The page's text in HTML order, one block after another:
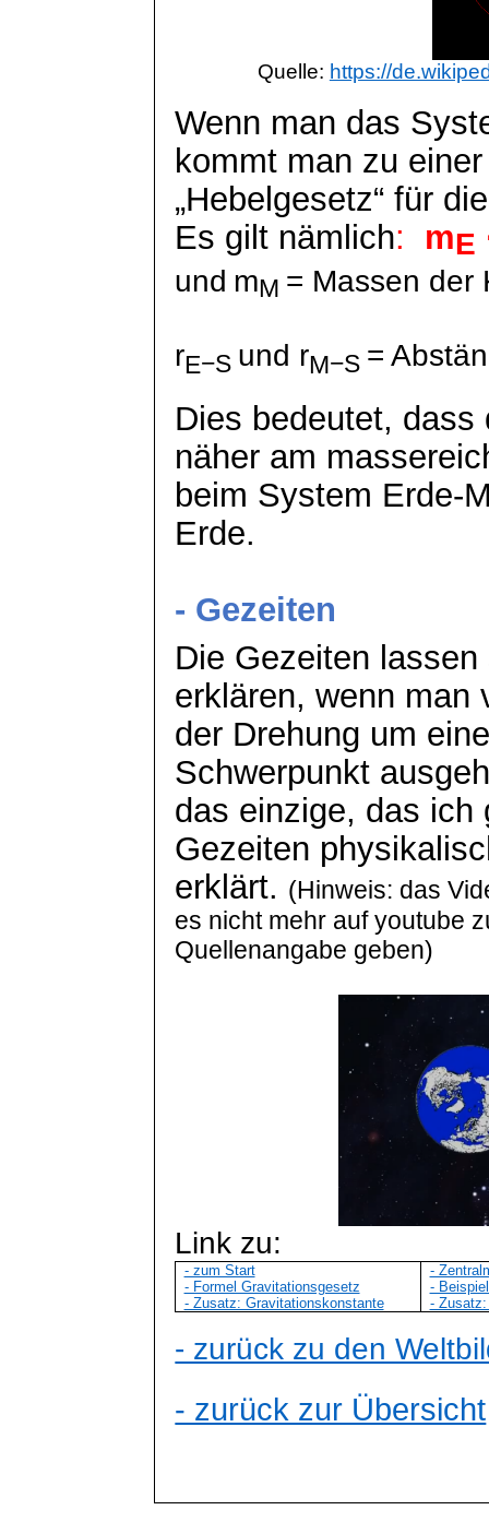
Quelle: https://
Wenn man das
kommt man zu
„Hebelgesetz“ für
Es gilt nämlich: mE
und mM = Massen der
rE−S und rM−S =
Dies bedeutet,
näher am
beim System Erde-
Erde.
- Gezeiten
Die Gezeiten
erklären, wenn man
der Drehung um
Schwerpunkt
das einzige, das ich
Gezeiten
erklärt. (Hinweis: das
es nicht mehr aufyoutube
Quellenangabe geben)
Link zu:
- zum Start
- Formel Gravitationsgesetz
- Zusatz: Gravitationskonstante
-
-
-
- zurück zu den
- zurück zur Übersicht